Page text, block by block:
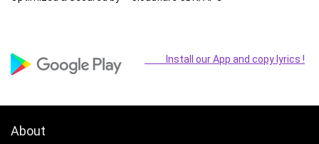
Install our App and copy lyrics !
About